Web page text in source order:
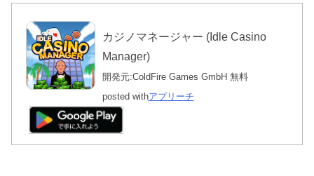
カジノマネージャー (Idle Casino
Manager)
開発元:ColdFire Games GmbH 無料
posted withアプリーチ